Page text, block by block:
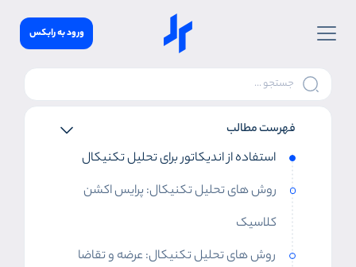
ورود به رابکس
فهرست مطالب
استفاده از اندیکاتور برای تحلیل تکنیکال
روش های تحلیل تکنیکال: پرایس اکشن
کلاسیک
روش های تحلیل تکنیکال: عرضه و تقاضا